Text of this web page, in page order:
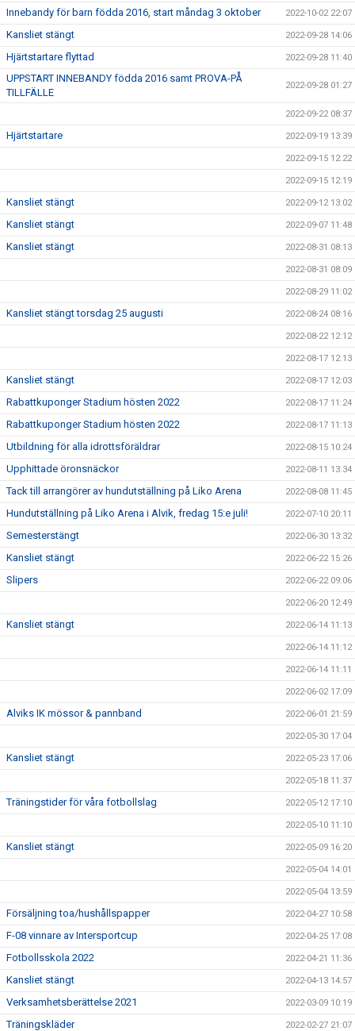
Innebandy för barn födda 2016, start måndag 3 oktober 2022-10-02 22:07
Kansliet stängt 2022-09-28 14:06
Hjärtstartare flyttad 2022-09-28 11:40
UPPSTART INNEBANDY födda 2016 samt PROVA-PÅ
TILLFÄLLE
2022-09-28 01:27
2022-09-22 08:37
Hjärtstartare 2022-09-19 13:39
2022-09-15 12:22
2022-09-15 12:19
Kansliet stängt 2022-09-12 13:02
Kansliet stängt 2022-09-07 11:48
Kansliet stängt 2022-08-31 08:13
2022-08-31 08:09
2022-08-29 11:02
Kansliet stängt torsdag 25 augusti 2022-08-24 08:16
2022-08-22 12:12
2022-08-17 12:13
Kansliet stängt 2022-08-17 12:03
Rabattkuponger Stadium hösten 2022 2022-08-17 11:24
Rabattkuponger Stadium hösten 2022 2022-08-17 11:13
Utbildning för alla idrottsföräldrar 2022-08-15 10:24
Upphittade öronsnäckor 2022-08-11 13:34
Tack till arrangörer av hundutställning på Liko Arena 2022-08-08 11:45
Hundutställning på Liko Arena i Alvik, fredag 15:e juli! 2022-07-10 20:11
Semesterstängt 2022-06-30 13:32
Kansliet stängt 2022-06-22 15:26
Slipers 2022-06-22 09:06
2022-06-20 12:49
Kansliet stängt 2022-06-14 11:13
2022-06-14 11:12
2022-06-14 11:11
2022-06-02 17:09
Alviks IK mössor & pannband 2022-06-01 21:59
2022-05-30 17:04
Kansliet stängt 2022-05-23 17:06
2022-05-18 11:37
Träningstider för våra fotbollslag 2022-05-12 17:10
2022-05-10 11:10
Kansliet stängt 2022-05-09 16:20
2022-05-04 14:01
2022-05-04 13:59
Försäljning toa/hushållspapper 2022-04-27 10:58
F-08 vinnare av Intersportcup 2022-04-25 17:08
Fotbollsskola 2022 2022-04-21 11:36
Kansliet stängt 2022-04-13 14:57
Verksamhetsberättelse 2021 2022-03-09 10:19
Träningskläder 2022-02-27 21:07